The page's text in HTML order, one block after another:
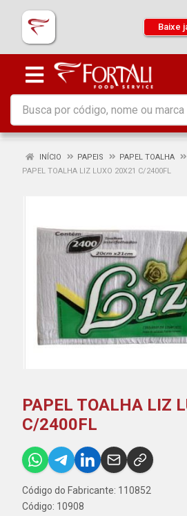
Baixe
INÍCIO PAPEIS
PAPEL TOALHA
PAPEL TOALHA LIZ LUXO 20X21 C/2400FL
PAPEL TOALHA LIZ
C/2400FL
Código do Fabricante: 110852
Código: 10908